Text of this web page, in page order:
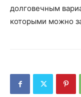
долговечным
которыми можно